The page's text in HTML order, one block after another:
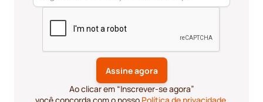
Ao clicar em “Inscrever-se agora”